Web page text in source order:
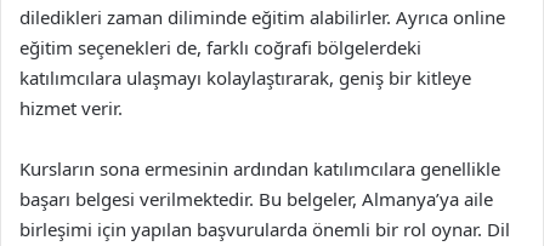
diledikleri zaman diliminde eğitim alabilirler. Ayrıca online
eğitim seçenekleri de, farklı coğrafi bölgelerdeki
katılımcılara ulaşmayı kolaylaştırarak, geniş bir kitleye
hizmet verir.
Kursların sona ermesinin ardından katılımcılara genellikle
başarı belgesi verilmektedir. Bu belgeler, Almanya’ya aile
birleşimi için yapılan başvurularda önemli bir rol oynar. Dil